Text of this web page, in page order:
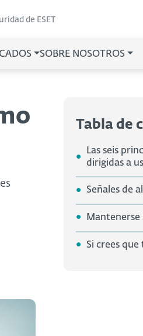
de ESET
SOBRE NOSOTROS
Tabla de
Las seis
dirigidas a
Señales de
Mantenerse
Si crees